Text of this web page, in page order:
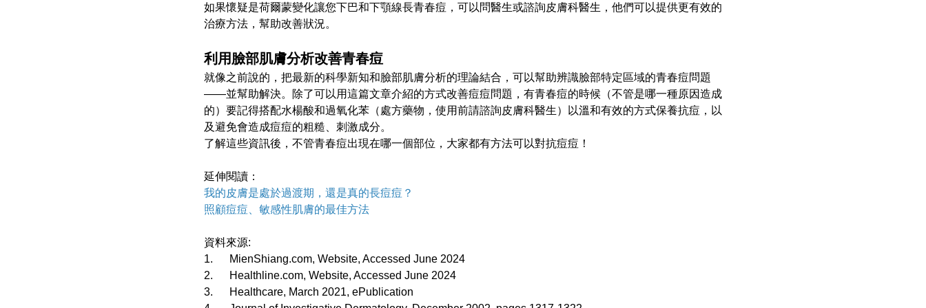
如果懷疑是荷爾蒙變化讓您下巴和下顎線長青春痘，可以問醫生或諮詢皮膚科醫生，他們可以提供更有效的
治療方法，幫助改善狀況。
利用臉部肌膚分析改善青春痘
就像之前說的，把最新的科學新知和臉部肌膚分析的理論結合，可以幫助辨識臉部特定區域的青春痘問題
——並幫助解決。除了可以用這篇文章介紹的方式改善痘痘問題，有青春痘的時候（不管是哪一種原因造成
的）要記得搭配水楊酸和過氧化苯（處方藥物，使用前請諮詢皮膚科醫生）以溫和有效的方式保養抗痘，以
及避免會造成痘痘的粗糙、刺激成分。
了解這些資訊後，不管青春痘出現在哪一個部位，大家都有方法可以對抗痘痘！
延伸閱讀：
我的皮膚是處於過渡期，還是真的長痘痘？
照顧痘痘、敏感性肌膚的最佳方法
資料來源:
1. MienShiang.com, Website, Accessed June 2024
2. Healthline.com, Website, Accessed June 2024
3. Healthcare, March 2021, ePublication